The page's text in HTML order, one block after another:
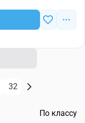
32
По классу